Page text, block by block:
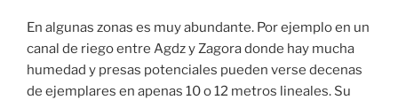
En algunas zonas es muy abundante. Por ejemplo en un
canal de riego entre Agdz y Zagora donde hay mucha
humedad y presas potenciales pueden verse decenas
de ejemplares en apenas 10 o 12 metros lineales. Su